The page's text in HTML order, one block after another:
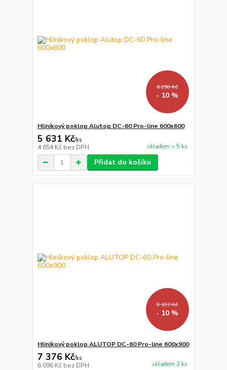
6 258 Kč
- 10 %
Hliníkový poklop Alutop DC-60 Pro-line 600x600
5 631 Kč/ks
4 654 Kč bez DPH skladem > 5 ks
Přidat do košíku
8 197 Kč
- 10 %
Hliníkový poklop ALUTOP DC-60 Pro-line 600x900
7 376 Kč/ks
6 096 Kč bez DPH skladem 2 ks